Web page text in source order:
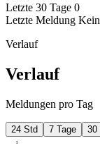
Letzte 30 Tage 0
Letzte Meldung
Verlauf
Verlauf
Meldungen pro Tag
24 Std 7 Tage 30
5